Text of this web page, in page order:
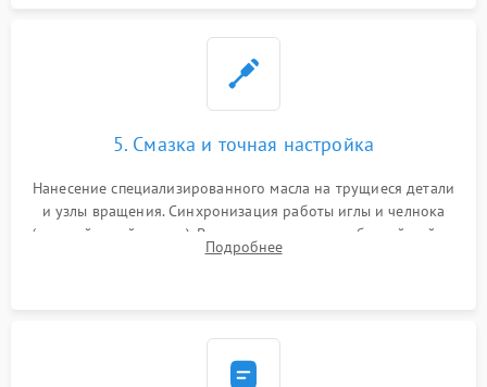
5. Смазка и точная настройка
Нанесение специализированного масла на трущиеся детали
и узлы вращения. Синхронизация работы иглы и челнока
(настройка таймингов). Регулировка высоты зубчатой рейки,
центровка игловодителя и калибровка натяжителей верхней
Подробнее